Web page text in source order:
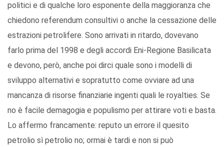
politici e di qualche loro esponente della maggioranza che
chiedono referendum consultivi o anche la cessazione delle
estrazioni petrolifere. Sono arrivati in ritardo, dovevano
farlo prima del 1998 e degli accordi Eni-Regione Basilicata
e devono, però, anche poi dirci quale sono i modelli di
sviluppo alternativi e sopratutto come ovviare ad una
mancanza di risorse finanziarie ingenti quali le royalties. Se
no è facile demagogia e populismo per attirare voti e basta.
Lo affermo francamente: reputo un errore il quesito
petrolio sì petrolio no; ormai è tardi e non si può